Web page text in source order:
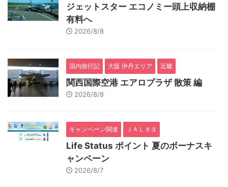
ジェットスター エコノミー頭上収納棚
有料へ
2026/8/8
国内旅行記 大阪 伊丹エリア 近畿
関西国際空港 エアロプラザ 散策 編
2026/8/8
キャンペーン関連 ＪＡＬネタ
Life Status ポイント 夏のボーナスキ
ャンペーン
2026/8/7